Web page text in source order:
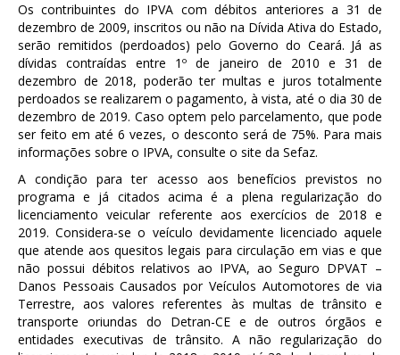
Os contribuintes do IPVA com débitos anteriores a 31 de
dezembro de 2009, inscritos ou não na Dívida Ativa do Estado,
serão remitidos (perdoados) pelo Governo do Ceará. Já as
dívidas contraídas entre 1º de janeiro de 2010 e 31 de
dezembro de 2018, poderão ter multas e juros totalmente
perdoados se realizarem o pagamento, à vista, até o dia 30 de
dezembro de 2019. Caso optem pelo parcelamento, que pode
ser feito em até 6 vezes, o desconto será de 75%. Para mais
informações sobre o IPVA, consulte o site da Sefaz.
A condição para ter acesso aos benefícios previstos no
programa e já citados acima é a plena regularização do
licenciamento veicular referente aos exercícios de 2018 e
2019. Considera-se o veículo devidamente licenciado aquele
que atende aos quesitos legais para circulação em vias e que
não possui débitos relativos ao IPVA, ao Seguro DPVAT –
Danos Pessoais Causados por Veículos Automotores de via
Terrestre, aos valores referentes às multas de trânsito e
transporte oriundas do Detran-CE e de outros órgãos e
entidades executivas de trânsito. A não regularização do